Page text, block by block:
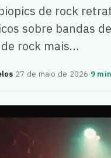
de rock
sobre bandas
rock mais…
·27 de maio de 2026·9